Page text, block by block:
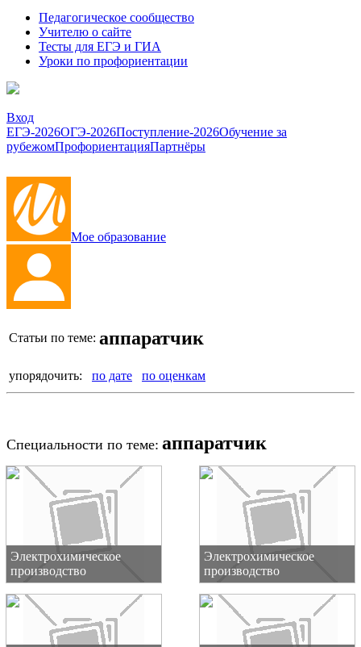
Педагогическое сообщество
Учителю о сайте
Тесты для ЕГЭ и ГИА
Уроки по профориентации
Вход
ЕГЭ-2026ОГЭ-2026Поступление-2026Обучение за
рубежомПрофориентацияПартнёры
Мое образование
Статьи по теме: аппаратчик
упорядочить: по дате по оценкам
Специальности по теме: аппаратчик
Электрохимическое
производство
Электрохимическое
производство